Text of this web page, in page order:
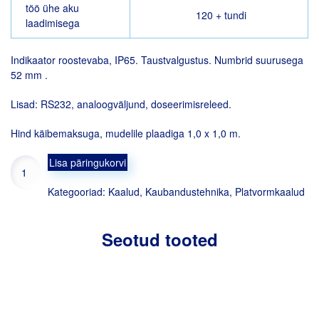
töö ühe aku
laadimisega
120 + tundi
Indikaator roostevaba, IP65. Taustvalgustus. Numbrid suurusega
52 mm .
Lisad: RS232, analoogväljund, doseerimisreleed.
Hind käibemaksuga, mudelile plaadiga 1,0 x 1,0 m.
PlatvormkaalLisa päringukorvi
Kategooriad: Kaalud, Kaubandustehnika, Platvormkaalud
Seotud tooted